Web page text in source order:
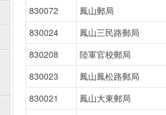
830072
鳳山郵局
830024
鳳山三民路郵局
830208
陸軍官校郵局
830023
鳳山鳳松路郵局
830021
鳳山大東郵局